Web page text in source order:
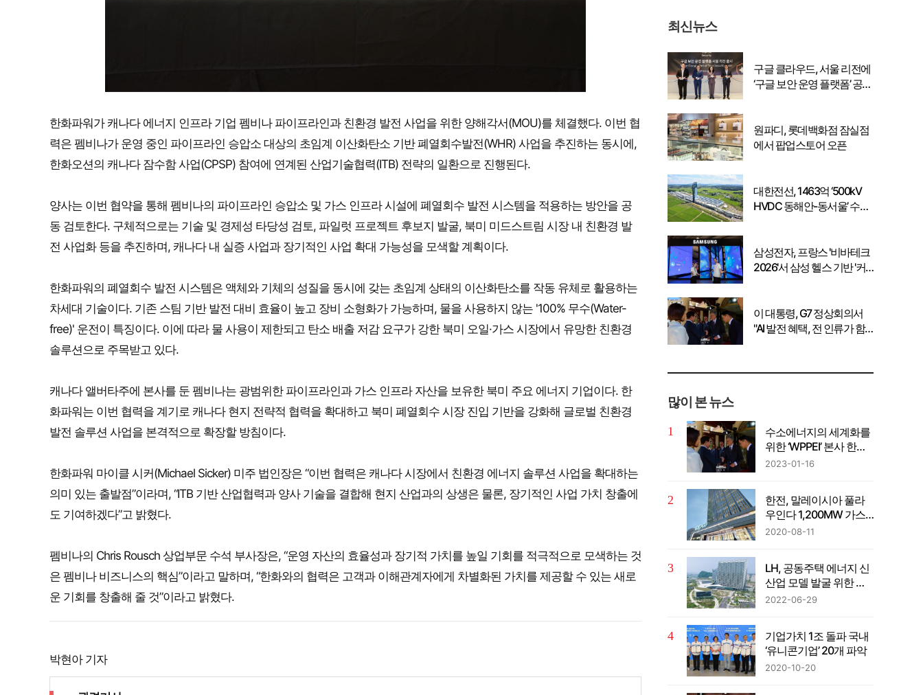
한화파워가 캐나다 에너지 인프라 기업 펨비나 파이프라인과 친환경 발전 사업을 위한 양해각서(MOU)를 체결했다. 이번 협
력은 펨비나가 운영 중인 파이프라인 승압소 대상의 초임계 이산화탄소 기반 폐열회수발전(WHR) 사업을 추진하는 동시에,
한화오션의 캐나다 잠수함 사업(CPSP) 참여에 연계된 산업기술협력(ITB) 전략의 일환으로 진행된다.
양사는 이번 협약을 통해 펨비나의 파이프라인 승압소 및 가스 인프라 시설에 폐열회수 발전 시스템을 적용하는 방안을 공
동 검토한다. 구체적으로는 기술 및 경제성 타당성 검토, 파일럿 프로젝트 후보지 발굴, 북미 미드스트림 시장 내 친환경 발
전 사업화 등을 추진하며, 캐나다 내 실증 사업과 장기적인 사업 확대 가능성을 모색할 계획이다.
한화파워의 폐열회수 발전 시스템은 액체와 기체의 성질을 동시에 갖는 초임계 상태의 이산화탄소를 작동 유체로 활용하는
차세대 기술이다. 기존 스팀 기반 발전 대비 효율이 높고 장비 소형화가 가능하며, 물을 사용하지 않는 '100% 무수(Water-
free)' 운전이 특징이다. 이에 따라 물 사용이 제한되고 탄소 배출 저감 요구가 강한 북미 오일·가스 시장에서 유망한 친환경
솔루션으로 주목받고 있다.
캐나다 앨버타주에 본사를 둔 펨비나는 광범위한 파이프라인과 가스 인프라 자산을 보유한 북미 주요 에너지 기업이다. 한
화파워는 이번 협력을 계기로 캐나다 현지 전략적 협력을 확대하고 북미 폐열회수 시장 진입 기반을 강화해 글로벌 친환경
발전 솔루션 사업을 본격적으로 확장할 방침이다.
한화파워 마이클 시커(Michael Sicker) 미주 법인장은 “이번 협력은 캐나다 시장에서 친환경 에너지 솔루션 사업을 확대하는
의미 있는 출발점”이라며, “ITB 기반 산업협력과 양사 기술을 결합해 현지 산업과의 상생은 물론, 장기적인 사업 가치 창출에
도 기여하겠다”고 밝혔다.
펨비나의 Chris Rousch 상업부문 수석 부사장은, “운영 자산의 효율성과 장기적 가치를 높일 기회를 적극적으로 모색하는 것
은 펨비나 비즈니스의 핵심”이라고 말하며, “한화와의 협력은 고객과 이해관계자에게 차별화된 가치를 제공할 수 있는 새로
운 기회를 창출해 줄 것”이라고 밝혔다.
박현아 기자
최신뉴스
구글 클라우드, 서울 리전에
‘구글 보안 운영 플랫폼’ 공식
원파디, 롯데백화점 잠실점
에서 팝업스토어 오픈
대한전선, 1463억 ‘500kV
HVDC 동해안-동서울’ 수
삼성전자, 프랑스 '비바테크
2026'서 삼성 헬스 기반 '커
이 대통령, G7 정상회의서
"AI 발전 혜택, 전 인류가 함
많이 본 뉴스
수소에너지의 세계화를
위한 ‘WPPEI’ 본사 한국
설립
2023-01-16
한전, 말레이시아 풀라
우인다 1,200MW 가스
복합발전사업 계약 체결
2020-08-11
LH, 공동주택 에너지 신
산업 모델 발굴 위한 컨
퍼런스 개최
2022-06-29
기업가치 1조 돌파 국내
‘유니콘기업’ 20개 파악
2020-10-20